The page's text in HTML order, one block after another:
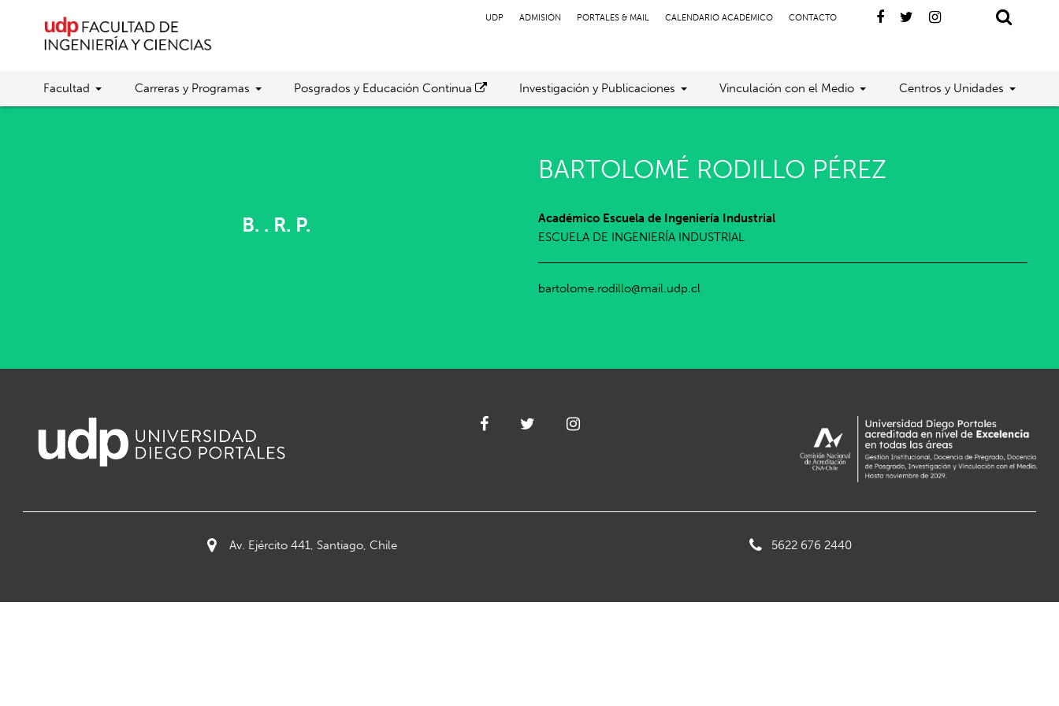
UDP ADMISIÓN PORTALES & MAIL CALENDARIO ACADÉMICO CONTACTO
Facultad Carreras y Programas Posgrados y Educación Continua Investigación y Publicaciones Vinculación con el Medio Centros y Unidades
B. . R. P.
BARTOLOMÉ RODILLO PÉREZ
Académico Escuela de Ingeniería Industrial
ESCUELA DE INGENIERÍA INDUSTRIAL
bartolome.rodillo@mail.udp.cl
Av. Ejército 441, Santiago, Chile 5622 676 2440